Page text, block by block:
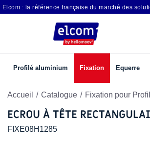
Elcom : la référence française du marché des
Profilé aluminium Fixation Equerre
Accueil Catalogue Fixation pour
ECROU À TÊTE
FIXE08H1285